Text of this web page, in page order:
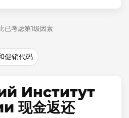
已考虑第1级因素
促销代码
Институт
现金返还